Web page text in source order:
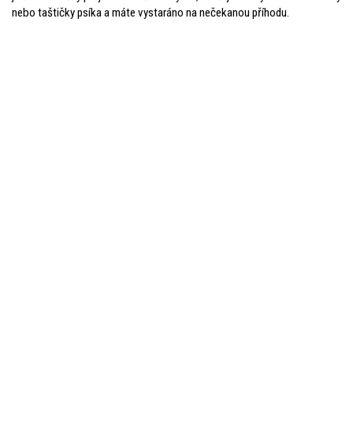
nebo taštičky psíka a máte vystaráno na nečekanou příhodu.